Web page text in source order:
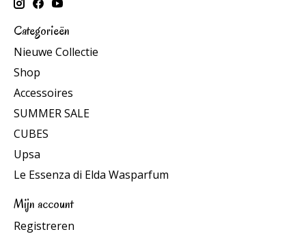
Categorieën
Nieuwe Collectie
Shop
Accessoires
SUMMER SALE
CUBES
Upsa
Le Essenza di Elda Wasparfum
Mijn account
Registreren